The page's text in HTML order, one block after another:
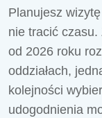
Planujesz
nie tracić czasu.
od 2026 roku
oddziałach,
kolejności
udogodnienia